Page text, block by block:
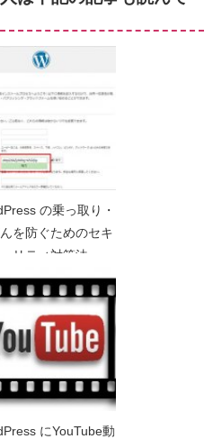
の乗っ取り・
を防ぐためのセキ
ュリティ対策法
にYouTube動